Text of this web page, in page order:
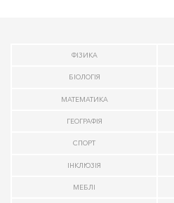
ФІЗИКА
БІОЛОГІЯ
МАТЕМАТИКА
ГЕОГРАФІЯ
СПОРТ
ІНКЛЮЗІЯ
МЕБЛІ